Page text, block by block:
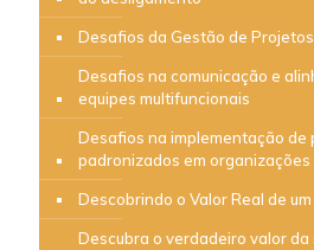
Desafios da Gestão de
Desafios na comunicação e
equipes multifuncionais
Desafios na implementação de
padronizados em
Descobrindo o Valor Real de
Descubra o verdadeiro valor